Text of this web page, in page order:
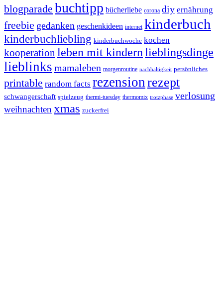
blogparade buchtipp bücherliebe corona diy ernährung
freebie gedanken geschenkideen internet kinderbuch
kinderbuchliebling kinderbuchwoche kochen
kooperation leben mit kindernlieblingsdinge
lieblinks mamaleben morgenroutine nachhaltigkeit persönliches
printable random facts rezension rezept
schwangerschaft spielzeug thermi-tuesday thermomix trotzphase verlosung
weihnachten xmas zuckerfrei